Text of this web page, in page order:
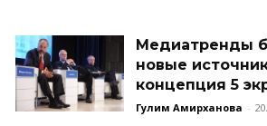
Медиатренды
новые
концепция 5
Гулим Амирханова -